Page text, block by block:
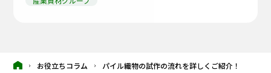
お役立ちコラム パイル織物の試作の流れを詳しくご紹介！